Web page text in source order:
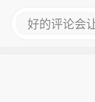
好的评论会